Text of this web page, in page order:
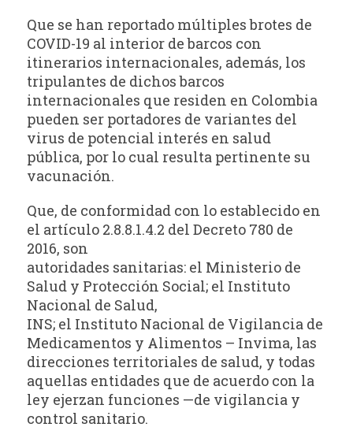
Que se han reportado múltiples brotes de
COVID-19 al interior de barcos con
itinerarios internacionales, además, los
tripulantes de dichos barcos
internacionales que residen en Colombia
pueden ser portadores de variantes del
virus de potencial interés en salud
pública, por lo cual resulta pertinente su
vacunación.
Que, de conformidad con lo establecido en
el artículo 2.8.8.1.4.2 del Decreto 780 de
2016, son
autoridades sanitarias: el Ministerio de
Salud y Protección Social; el Instituto
Nacional de Salud,
INS; el Instituto Nacional de Vigilancia de
Medicamentos y Alimentos – Invima, las
direcciones territoriales de salud, y todas
aquellas entidades que de acuerdo con la
ley ejerzan funciones —de vigilancia y
control sanitario.